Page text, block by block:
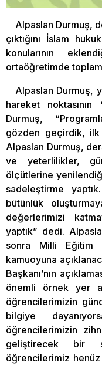
Alpaslan Durmuş,
çıktığını İslam
konularının
ortaöğretimde
Alpaslan Durmuş,
hareket
Durmuş,
gözden geçirdik, ilk
Alpaslan Durmuş,
ve yeterlilikler,
ölçütlerine
sadeleştirme
bütünlük
değerlerimizi
yaptık” dedi.
sonra Milli Eğitim
kamuoyuna
Başkanı’nın
önemli örnek yer
öğrencilerimizin
bilgiye
öğrencilerimizin
geliştirecek bir
öğrencilerimiz